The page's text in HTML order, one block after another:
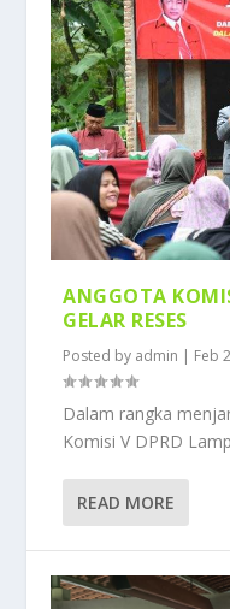
ANGGOTA
GELAR RESES
Posted by admin | Feb
Dalam rangka
Komisi V DPRD
READ MORE